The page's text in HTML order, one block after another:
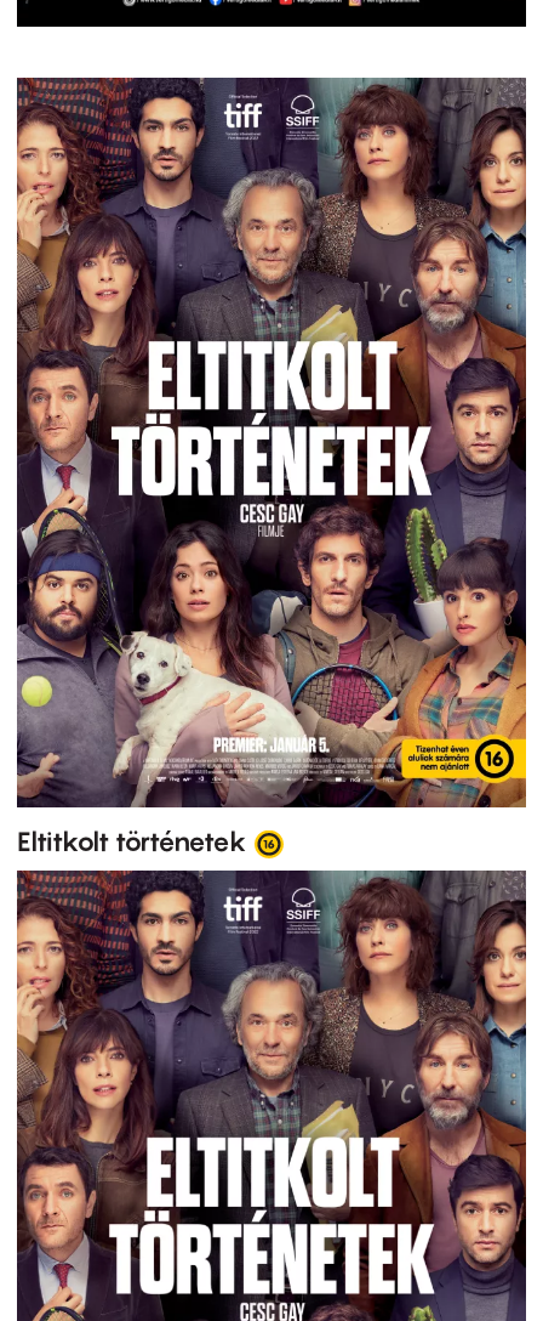
Eltitkolt történetek